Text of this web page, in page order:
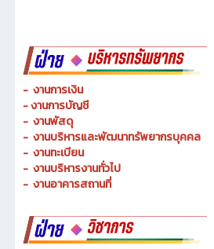
- งานการเงิน
-งานการบัญชี
- งานพัสดุ
- งานบริหารและพัฒนาทรัพยากรบุคคล
- งานทะเบียน
- งานบริหารงานทั่วไป
- งานอาคารสถานที่